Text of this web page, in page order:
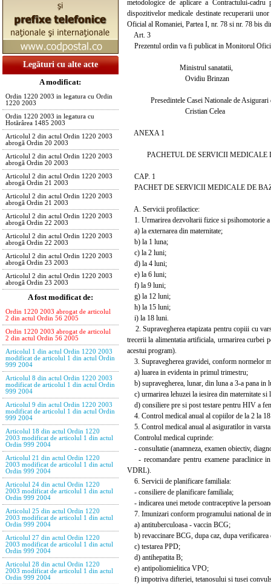
Legături cu alte acte
A modificat:
Ordin 1220 2003 in legatura cu Ordin
1220 2003
Ordin 1220 2003 in legatura cu
Hotărârea 1485 2003
Articolul 2 din actul Ordin 1220 2003
abrogă Ordin 20 2003
Articolul 2 din actul Ordin 1220 2003
abrogă Ordin 20 2003
Articolul 2 din actul Ordin 1220 2003
abrogă Ordin 21 2003
Articolul 2 din actul Ordin 1220 2003
abrogă Ordin 21 2003
Articolul 2 din actul Ordin 1220 2003
abrogă Ordin 22 2003
Articolul 2 din actul Ordin 1220 2003
abrogă Ordin 22 2003
Articolul 2 din actul Ordin 1220 2003
abrogă Ordin 23 2003
Articolul 2 din actul Ordin 1220 2003
abrogă Ordin 23 2003
A fost modificat de:
Ordin 1220 2003 abrogat de articolul
2 din actul Ordin 56 2005
Ordin 1220 2003 abrogat de articolul
2 din actul Ordin 56 2005
Articolul 1 din actul Ordin 1220 2003
modificat de articolul 1 din actul Ordin
999 2004
Articolul 8 din actul Ordin 1220 2003
modificat de articolul 1 din actul Ordin
999 2004
Articolul 9 din actul Ordin 1220 2003
modificat de articolul 1 din actul Ordin
999 2004
Articolul 18 din actul Ordin 1220
2003 modificat de articolul 1 din actul
Ordin 999 2004
Articolul 21 din actul Ordin 1220
2003 modificat de articolul 1 din actul
Ordin 999 2004
Articolul 24 din actul Ordin 1220
2003 modificat de articolul 1 din actul
Ordin 999 2004
Articolul 25 din actul Ordin 1220
2003 modificat de articolul 1 din actul
Ordin 999 2004
Articolul 27 din actul Ordin 1220
2003 modificat de articolul 1 din actul
Ordin 999 2004
Articolul 28 din actul Ordin 1220
2003 modificat de articolul 1 din actul
Ordin 999 2004
metodologice de aplicare a Contractului-
dispozitivelor medicale destinate recuperarii
Oficial al Romaniei, Partea I, nr. 78 si nr. 78 bis
Art. 3
Prezentul ordin va fi publicat in Monitorul
Ministrul sanatatii,
Ovidiu Brinzan
Presedintele Casei Nationale de Asigurari
Cristian Celea
ANEXA 1
PACHETUL DE SERVICII MEDICALE
CAP. 1
PACHET DE SERVICII MEDICALE DE
A. Servicii profilactice:
1. Urmarirea dezvoltarii fizice si psihomotorie
a) la externarea din maternitate;
b) la 1 luna;
c) la 2 luni;
d) la 4 luni;
e) la 6 luni;
f) la 9 luni;
g) la 12 luni;
h) la 15 luni;
i) la 18 luni.
2. Supravegherea etapizata pentru copiii cu
trecerii la alimentatia artificiala, urmarirea curbei
acestui program).
3. Supravegherea gravidei, conform normelor
a) luarea in evidenta in primul trimestru;
b) supravegherea, lunar, din luna a 3-a pana in
c) urmarirea lehuzei la iesirea din maternitate si
d) consiliere pre si post testare pentru HIV a
4. Control medical anual al copiilor de la 2 la
5. Control medical anual al asiguratilor in
Controlul medical cuprinde:
- consultatie (anamneza, examen obiectiv,
- recomandare pentru examene paraclinice
VDRL).
6. Servicii de planificare familiala:
- consiliere de planificare familiala;
- indicarea unei metode contraceptive la
7. Imunizari conform programului national de
a) antituberculoasa - vaccin BCG;
b) revaccinare BCG, dupa caz, dupa
c) testarea PPD;
d) antihepatita B;
e) antipoliomielitica VPO;
f) impotriva difteriei, tetanosului si tusei